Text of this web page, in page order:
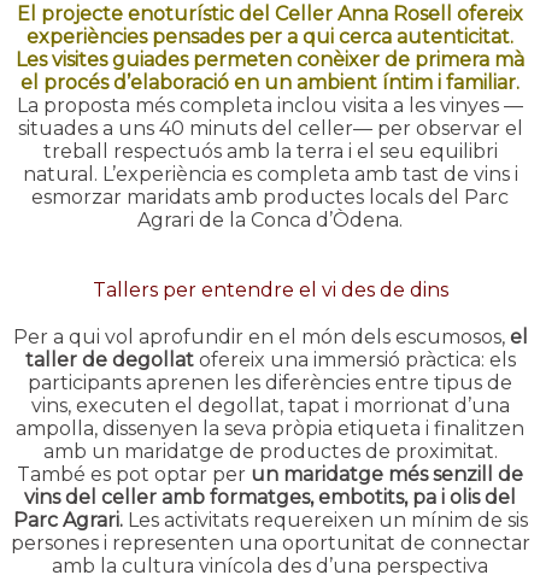
El projecte enoturístic del Celler Anna Rosell ofereix
experiències pensades per a qui cerca autenticitat.
Les visites guiades permeten conèixer de primera mà
el procés d’elaboració en un ambient íntim i familiar.
La proposta més completa inclou visita a les vinyes —
situades a uns 40 minuts del celler— per observar el
treball respectuós amb la terra i el seu equilibri
natural. L’experiència es completa amb tast de vins i
esmorzar maridats amb productes locals del Parc
Agrari de la Conca d’Òdena.
Tallers per entendre el vi des de dins
Per a qui vol aprofundir en el món dels escumosos, el
taller de degollatofereix una immersió pràctica: els
participants aprenen les diferències entre tipus de
vins, executen el degollat, tapat i morrionat d’una
ampolla, dissenyen la seva pròpia etiqueta i finalitzen
amb un maridatge de productes de proximitat.
També es pot optar per un maridatge més senzill de
vins del celler amb formatges, embotits, pa i olis del
Parc Agrari. Les activitats requereixen un mínim de sis
persones i representen una oportunitat de connectar
amb la cultura vinícola des d’una perspectiva